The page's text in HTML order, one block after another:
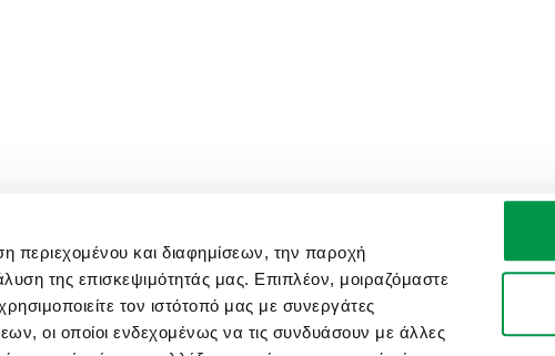
περιεχομένου και διαφημίσεων, την παροχή
της επισκεψιμότητάς μας. Επιπλέον, μοιραζόμαστε
τον ιστότοπό μας με συνεργάτες
οι οποίοι ενδεχομένως να τις συνδυάσουν με άλλες